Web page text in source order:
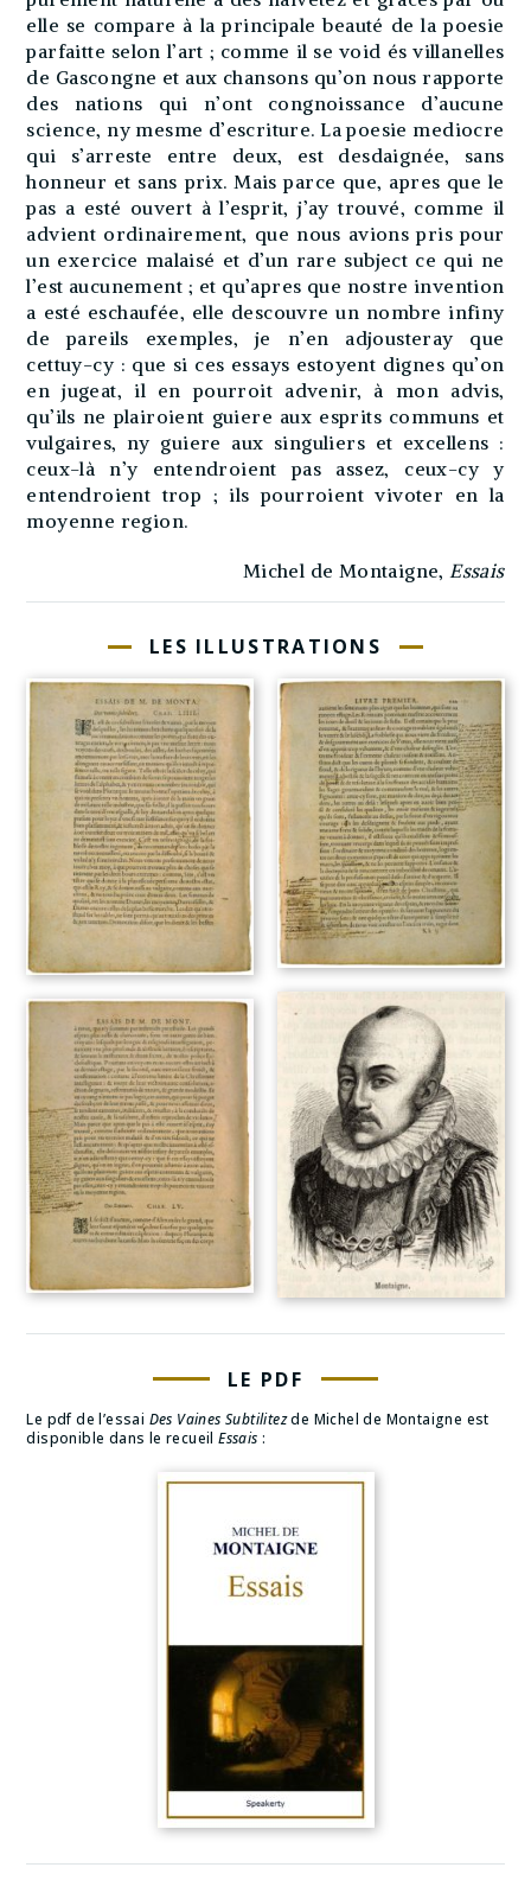
elle se compare à la principale beauté de la poesie
parfaitte selon l’art ; comme il se void és villanelles
de Gascongne et aux chansons qu’on nous rapporte
des nations qui n’ont congnoissance d’aucune
science, ny mesme d’escriture. La poesie mediocre
qui s’arreste entre deux, est desdaignée, sans
honneur et sans prix. Mais parce que, apres que le
pas a esté ouvert à l’esprit, j’ay trouvé, comme il
advient ordinairement, que nous avions pris pour
un exercice malaisé et d’un rare subject ce qui ne
l’est aucunement ; et qu’apres que nostre invention
a esté eschaufée, elle descouvre un nombre infiny
de pareils exemples, je n’en adjousteray que
cettuy-cy : que si ces essays estoyent dignes qu’on
en jugeat, il en pourroit advenir, à mon advis,
qu’ils ne plairoient guiere aux esprits communs et
vulgaires, ny guiere aux singuliers et excellens :
ceux-là n’y entendroient pas assez, ceux-cy y
entendroient trop ; ils pourroient vivoter en la
moyenne region.
Michel de Montaigne, Essais
LES ILLUSTRATIONS
LE PDF
Le pdf de l’essai Des Vaines Subtilitezde Michel de Montaigne est
disponible dans le recueilEssais :